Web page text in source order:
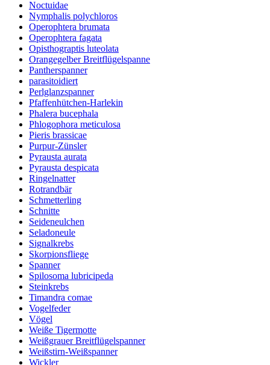
Noctuidae
Nymphalis polychloros
Operophtera brumata
Operophtera fagata
Opisthograptis luteolata
Orangegelber Breitflügelspanne
Pantherspanner
parasitoidiert
Perlglanzspanner
Pfaffenhütchen-Harlekin
Phalera bucephala
Phlogophora meticulosa
Pieris brassicae
Purpur-Zünsler
Pyrausta aurata
Pyrausta despicata
Ringelnatter
Rotrandbär
Schmetterling
Schnitte
Seideneulchen
Seladoneule
Signalkrebs
Skorpionsfliege
Spanner
Spilosoma lubricipeda
Steinkrebs
Timandra comae
Vogelfeder
Vögel
Weiße Tigermotte
Weißgrauer Breitflügelspanner
Weißstirn-Weißspanner
Wickler